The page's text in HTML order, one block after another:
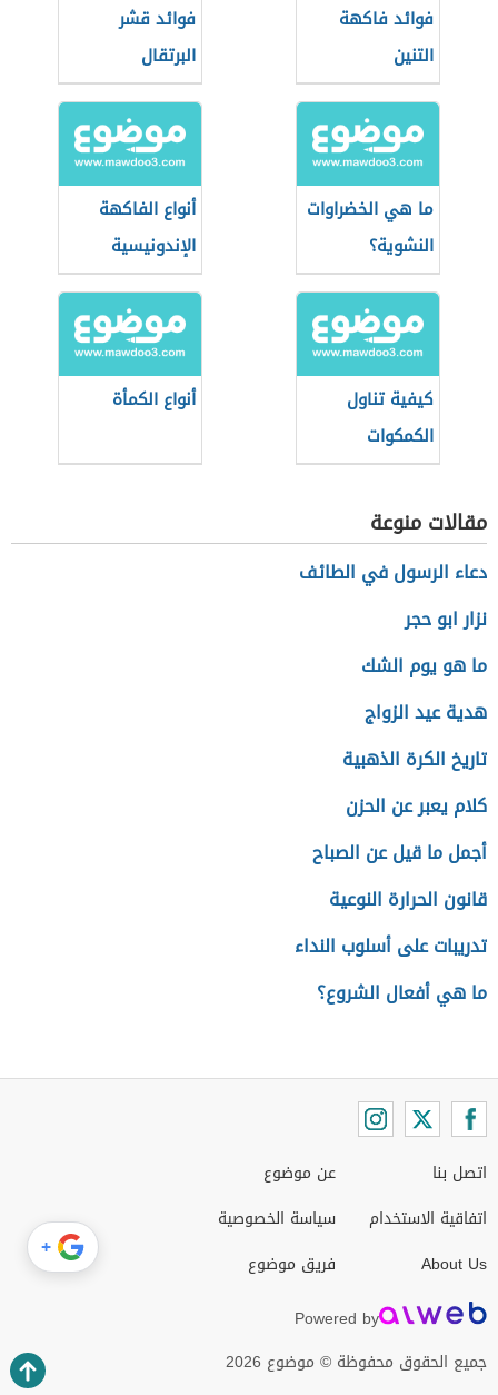
فوائد فاكهة
التنين
فوائد قشر
البرتقال
ما هي الخضراوات
النشوية؟
أنواع الفاكهة
الإندونيسية
كيفية تناول
الكمكوات
أنواع الكمأة
مقالات منوعة
دعاء الرسول في الطائف
نزار ابو حجر
ما هو يوم الشك
هدية عيد الزواج
تاريخ الكرة الذهبية
كلام يعبر عن الحزن
أجمل ما قيل عن الصباح
قانون الحرارة النوعية
تدريبات على أسلوب النداء
ما هي أفعال الشروع؟
اتصل بنا
اتفاقية الاستخدام
About Us
عن موضوع
سياسة الخصوصية
فريق موضوع
Powered by
جميع الحقوق محفوظة © موضوع 2026
+